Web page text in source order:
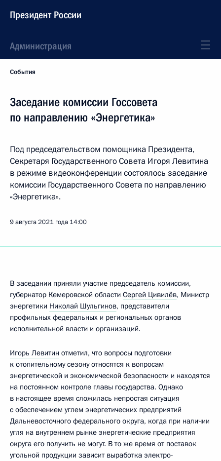
Президент России
Администрация
События
Заседание комиссии Госсовета
по направлению «Энергетика»
Под председательством помощника Президента,
Секретаря Государственного Совета Игоря Левитина
в режиме видеоконференции состоялось заседание
комиссии Государственного Совета по направлению
«Энергетика».
9 августа 2021 года 14:00
В заседании приняли участие председатель комиссии,
губернатор Кемеровской области Сергей Цивилёв, Министр
энергетики Николай Шульгинов, представители
профильных федеральных и региональных органов
исполнительной власти и организаций.
Игорь Левитин отметил, что вопросы подготовки
к отопительному сезону относятся к вопросам
энергетической и экономической безопасности и находятся
на постоянном контроле главы государства. Однако
в настоящее время сложилась непростая ситуация
с обеспечением углем энергетических предприятий
Дальневосточного федерального округа, когда при наличии
угля на внутреннем рынке энергетические предприятия
округа его получить не могут. В то же время от поставок
угольной продукции зависит выработка электро-